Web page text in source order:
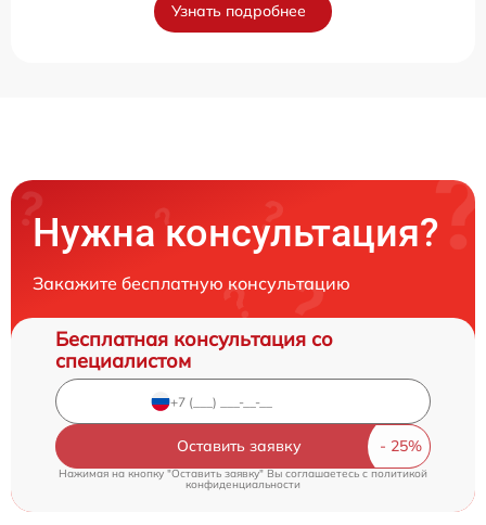
Узнать подробнее
Нужна консультация?
Закажите бесплатную консультацию
Бесплатная консультация со
специалистом
Оставить заявку
Нажимая на кнопку "Оставить заявку" Вы соглашаетесь cполитикой
конфиденциальности